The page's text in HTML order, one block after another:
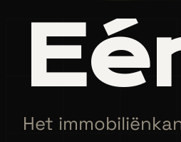
Het